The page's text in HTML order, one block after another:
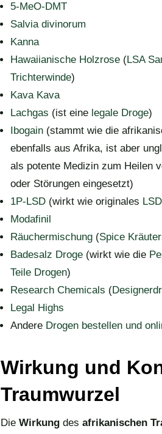
5-MeO-DMT
Salvia divinorum
Kanna
Hawaiianische Holzrose (LSA
Trichterwinde)
Kava Kava
Lachgas (ist eine legale Droge)
Ibogain (stammt wie die
ebenfalls aus Afrika, ist aber
als potente Medizin zum Heilen
oder Störungen eingesetzt)
1P-LSD (wirkt wie originales LSD
Modafinil
Räuchermischung (Spice
Badesalz Droge (wirkt wie die
Teile Drogen)
Research Chemicals (
Legal Highs
Andere Drogen bestellen und
Wirkung und
Traumwurzel
Die Wirkung des afrikanischen